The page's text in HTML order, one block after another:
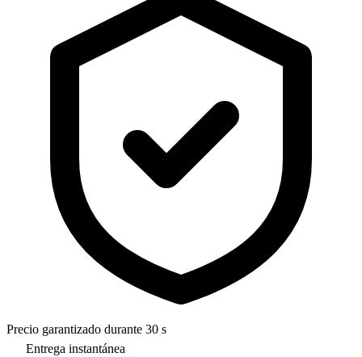
Precio garantizado durante 30 s
Entrega instantánea